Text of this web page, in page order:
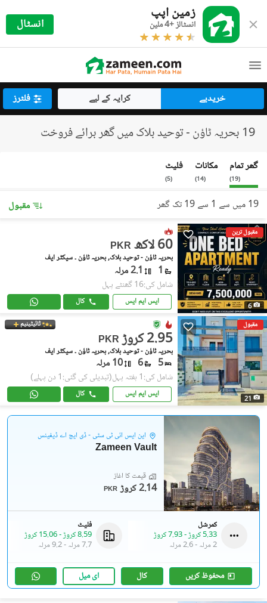
زمین اپپ
انسٹالز +4 ملین انسٹال
خریدیے کرایہ کے لیے فلٹرز
19 بحریہ ٹاؤن - توحید بلاک میں گھر برائے فروخت
گھر تمام
(
19
)
مکانات
(
14
)
فلیٹ
(
5
)
19 میں سے 1 سے 19 تک گھر مقبول
مقبول ترین
6
PKR 60 لاکھ
بحریہ ٹاؤن - توحید بلاک, بحریہ ٹاؤن ۔ سیکٹر ایف
1 2.1 مرلہ
شامل کی:16 گھنٹے پہل
ایس ایم ایس کال
مقبول
21
ٹائیٹینیم
PKR 2.95 کروڑ
بحریہ ٹاؤن - توحید بلاک, بحریہ ٹاؤن ۔ سیکٹر ایف
5
6 10 مرلہ
شامل کی:1 ہفتہ پہل (تبدیلی کی گئی:1 دن پہلے)
ایس ایم ایس کال
این ایس آئی ٹی سٹی - ڈی ایچ اے ڈیفینس
Zameen Vault
قیمت کا آغاز
PKR 2.14 کروڑ
کمرشل
5.33 کروڑ
-7.93 کروڑ
2 مرلہ
-2.6 مرلہ
فلیٹ
8.59 کروڑ
-15.06 کروڑ
7.7 مرلہ
-9.2 مرلہ
محفوظ کریں کال ای میل